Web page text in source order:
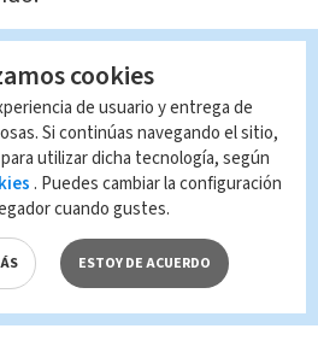
euro?
cookies
de usuario y entrega de
Si continúas navegando el sitio,
utilizar dicha tecnología, según
. Puedes cambiar la configuración
cuando gustes.
ESTOY DE ACUERDO